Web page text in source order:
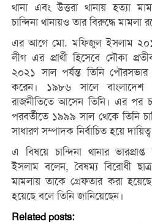
থানা এবং উত্তরা থানায় হত্যা
চান্দিনা থানায়ও তার বিরুদ্ধে মামলা
এর আগে মো. মফিজুল ইসলাম
লীগ এর প্রার্থী হিসেবে নৌকা
২০২১ সাল পর্যন্ত তিনি পৌরসভার
করেন। ১৯৮৬ সালে বাংলাদেশ
রাজনীতিতে আসেন তিনি। এর পর
পরবর্তীতে ১৯৯৯ সাল থেকে তিনি
সাধারণ সম্পাদক নির্বাচিত হয়ে
এ বিষয়ে চান্দিনা থানার
ইসলাম বলেন, বৈষম্য বিরোধী
মামলায় তাকে গ্রেফতার করা
হয়েছে বলে তিনি জানিয়েছেন।
Related posts: